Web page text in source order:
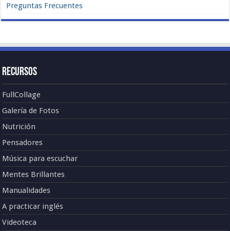
Preguntas Frecuentes
Recursos
FullCollage
Galería de Fotos
Nutrición
Pensadores
Música para escuchar
Mentes Brillantes
Manualidades
A practicar inglés
Videoteca